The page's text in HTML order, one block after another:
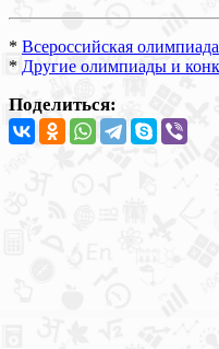
* Всероссийская
* Другие олимпиады и
Поделиться: